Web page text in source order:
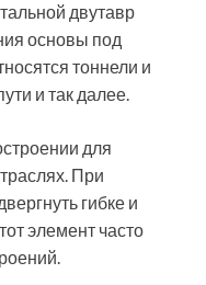
двутавр
основы под
тоннели и
и так далее.
для
При
гибке и
элемент часто